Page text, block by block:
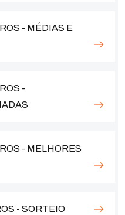
- MÉDIAS E
-
- MELHORES
- SORTEIO